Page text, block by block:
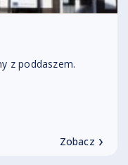
z poddaszem.
Zobacz ›